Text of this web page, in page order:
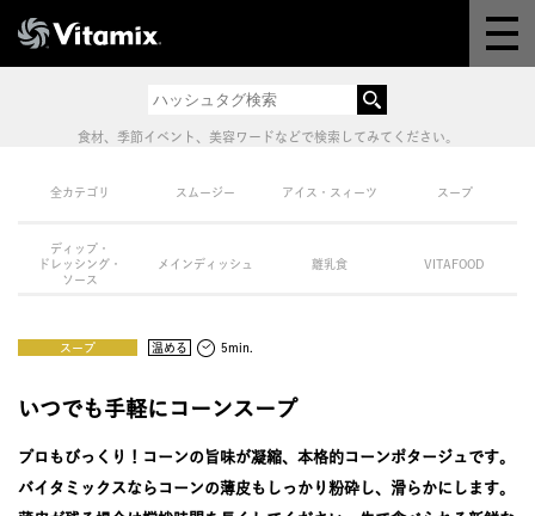
体験＆講座
8つの機能
オンラインストア
よくある質問
食材、季節イベント、美容ワードなどで検索してみてください。
全カテゴリ スムージー アイス・スィーツ スープ
ディップ・
ドレッシング・
ソース
メインディッシュ 離乳食 VITAFOOD
スープ 温める 5min.
いつでも手軽にコーンスープ
プロもびっくり！コーンの旨味が凝縮、本格的コーンポタージュです。
バイタミックスならコーンの薄皮もしっかり粉砕し、滑らかにします。